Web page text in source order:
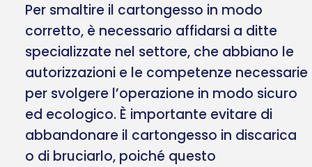
Per smaltire il cartongesso in modo
corretto, è necessario affidarsi a ditte
specializzate nel settore, che abbiano le
autorizzazioni e le competenze necessarie
per svolgere l’operazione in modo sicuro
ed ecologico. È importante evitare di
abbandonare il cartongesso in discarica
o di bruciarlo, poiché questo